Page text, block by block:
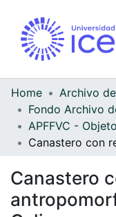
Home
Canastero